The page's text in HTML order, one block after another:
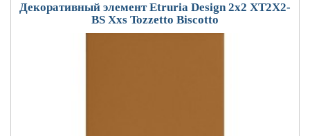
Декоративный элемент Etruria Design 2x2 XT2X2-
BS Xxs Tozzetto Biscotto